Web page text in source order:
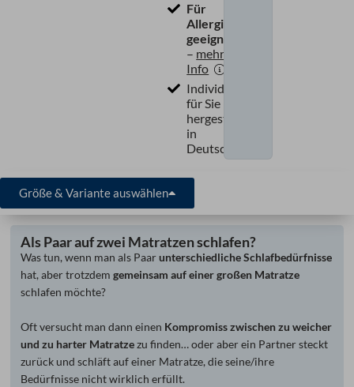
Für
Allergiker
geeignet
– mehr
Info
Individuell
für Sie
hergestellt
in
Deutschland
Größe & Variante auswählen
Als Paar auf zwei Matratzen schlafen?
Was tun, wenn man als Paarunterschiedliche Schlafbedürfnisse
hat, aber trotzdem gemeinsam auf einer großen Matratze
schlafen möchte?
Oft versucht man dann einen Kompromiss zwischen zu weicher
und zu harter Matratzezu finden… oder aber ein Partner steckt
zurück und schläft auf einer Matratze, die seine/ihre
Bedürfnisse nicht wirklich erfüllt.